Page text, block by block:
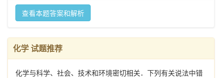
查看本题答案和解析
化学 试题推荐
化学与科学、社会、技术和环境密切相关．下列有关说法中错